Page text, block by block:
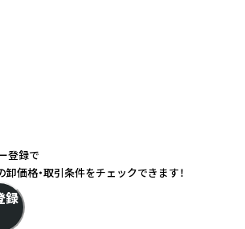
登録で
卸価格・取引条件をチェックできます！
録